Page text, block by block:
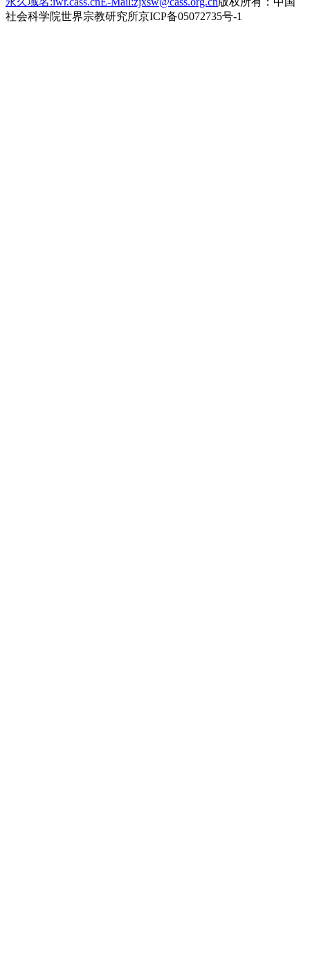
社会科学院世界宗教研究所京ICP备05072735号-1